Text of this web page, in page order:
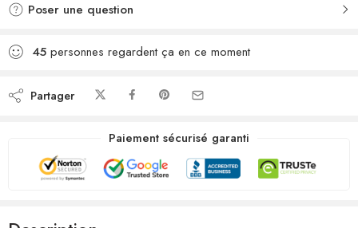
Poser une question
45 personnes regardent ça en ce moment
Partager
Paiement sécurisé garanti